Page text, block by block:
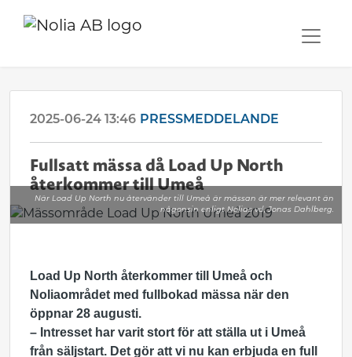
2025-06-24 13:46 PRESSMEDDELANDE
Fullsatt mässa då Load Up North
återkommer till Umeå
När Load Up North nu återvänder till Umeå är mässan är mer relevant än
någonsin enligt Nolias vd, Jonas Dahlberg.
Load Up North återkommer till Umeå och
Noliaområdet med fullbokad mässa när den
öppnar 28 augusti.
– Intresset har varit stort för att ställa ut i Umeå
från säljstart. Det gör att vi nu kan erbjuda en full